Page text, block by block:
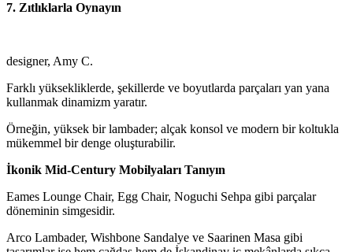
7. Zıtlıklarla Oynayın
designer, Amy C.
Farklı yüksekliklerde, şekillerde ve boyutlarda parçaları yan yana
kullanmak dinamizm yaratır.
Örneğin, yüksek bir lambader; alçak konsol ve modern bir koltukla
mükemmel bir denge oluşturabilir.
İkonik Mid-Century Mobilyaları Tanıyın
Eames Lounge Chair, Egg Chair, Noguchi Sehpa gibi parçalar
döneminin simgesidir.
Arco Lambader, Wishbone Sandalye ve Saarinen Masa gibi